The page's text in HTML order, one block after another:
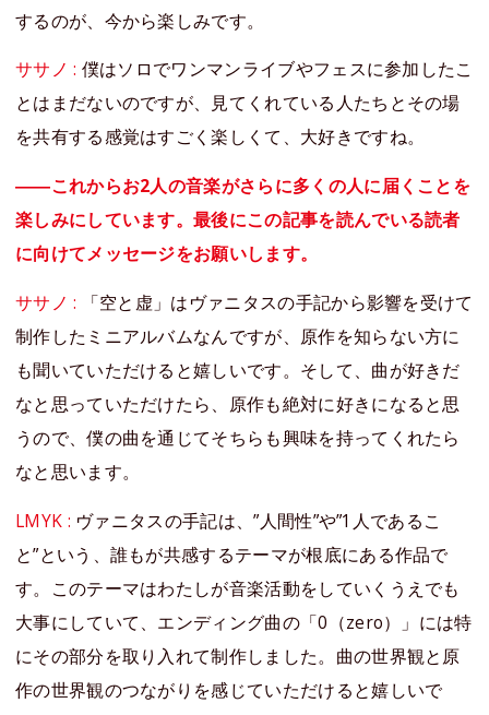
するのが、今から楽しみです。
ササノ : 僕はソロでワンマンライブやフェスに参加したこ
とはまだないのですが、見てくれている人たちとその場
を共有する感覚はすごく楽しくて、大好きですね。
――これからお2人の音楽がさらに多くの人に届くことを
楽しみにしています。最後にこの記事を読んでいる読者
に向けてメッセージをお願いします。
ササノ :
「空と虚」はヴァニタスの手記から影響を受けて
制作したミニアルバムなんですが、原作を知らない方に
も聞いていただけると嬉しいです。そして、曲が好きだ
なと思っていただけたら、原作も絶対に好きになると思
うので、僕の曲を通じてそちらも興味を持ってくれたら
なと思います。
LMYK : ヴァニタスの手記は、”人間性”や”1人であるこ
と”という、誰もが共感するテーマが根底にある作品で
す。このテーマはわたしが音楽活動をしていくうえでも
大事にしていて、エンディング曲の「0（zero）」には特
にその部分を取り入れて制作しました。曲の世界観と原
作の世界観のつながりを感じていただけると嬉しいで